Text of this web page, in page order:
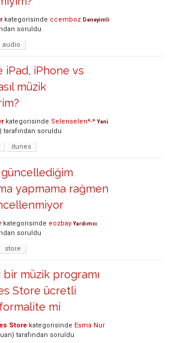
kategorisinde ccemboz Deneyimli
soruldu
audio
iPad, iPhone vs
müzik
kategorisinde Selenselen*-* Yeni
tarafından soruldu
itunes
yapmama rağmen
kategorisinde eozbay Yardımcı
soruldu
store
müzik programı
Store ücretli
mi
Store kategorisinde Esma Nur
tarafından soruldu